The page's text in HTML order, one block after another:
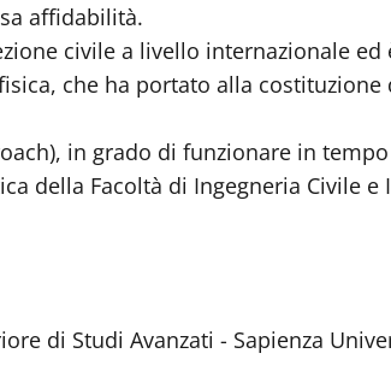
affidabilità.
civile a livello internazionale
che ha portato alla
in grado di funzionare in
della Facoltà di Ingegneria Civile
di Studi Avanzati - Sapienza